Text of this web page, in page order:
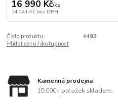
16 990 Kč/ks
14 041 Kč bez DPH
Číslo produktu:
4493
Hlídat cenu / dostupnost
Kamenná prodejna
15.000+ položek skladem.